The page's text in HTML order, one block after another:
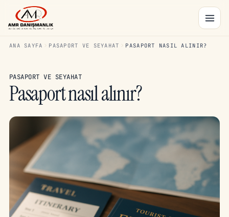
ANA SAYFA PASAPORT VE SEYAHAT PASAPORT NASIL ALINIR?
PASAPORT VE SEYAHAT
Pasaport nasıl alınır?